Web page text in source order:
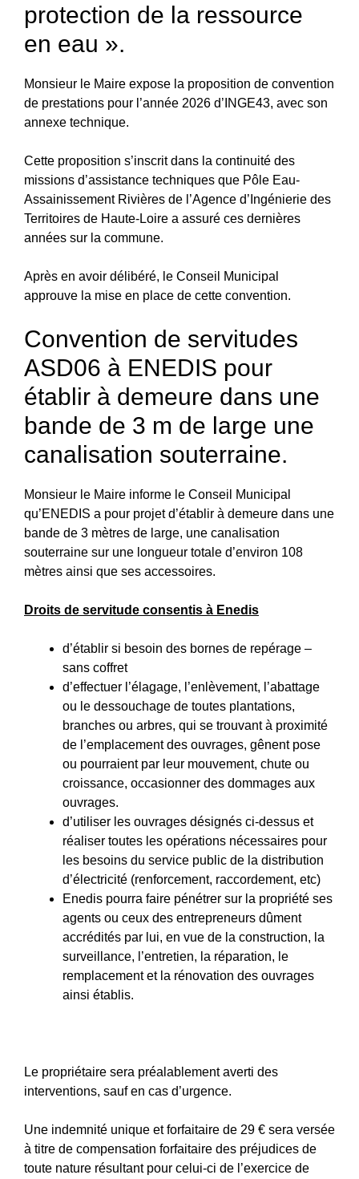
protection de la ressource
en eau ».
Monsieur le Maire expose la proposition de convention
de prestations pour l’année 2026 d’INGE43, avec son
annexe technique.
Cette proposition s’inscrit dans la continuité des
missions d’assistance techniques que Pôle Eau-
Assainissement Rivières de l’Agence d’Ingénierie des
Territoires de Haute-Loire a assuré ces dernières
années sur la commune.
Après en avoir délibéré, le Conseil Municipal
approuve la mise en place de cette convention.
Convention de servitudes
ASD06 à ENEDIS pour
établir à demeure dans une
bande de 3 m de large une
canalisation souterraine.
Monsieur le Maire informe le Conseil Municipal
qu’ENEDIS a pour projet d’établir à demeure dans une
bande de 3 mètres de large, une canalisation
souterraine sur une longueur totale d’environ 108
mètres ainsi que ses accessoires.
Droits de servitude consentis à Enedis
d’établir si besoin des bornes de repérage –
sans coffret
d’effectuer l’élagage, l’enlèvement, l’abattage
ou le dessouchage de toutes plantations,
branches ou arbres, qui se trouvant à proximité
de l’emplacement des ouvrages, gênent pose
ou pourraient par leur mouvement, chute ou
croissance, occasionner des dommages aux
ouvrages.
d’utiliser les ouvrages désignés ci-dessus et
réaliser toutes les opérations nécessaires pour
les besoins du service public de la distribution
d’électricité (renforcement, raccordement, etc)
Enedis pourra faire pénétrer sur la propriété ses
agents ou ceux des entrepreneurs dûment
accrédités par lui, en vue de la construction, la
surveillance, l’entretien, la réparation, le
remplacement et la rénovation des ouvrages
ainsi établis.
Le propriétaire sera préalablement averti des
interventions, sauf en cas d’urgence.
Une indemnité unique et forfaitaire de 29 € sera versée
à titre de compensation forfaitaire des préjudices de
toute nature résultant pour celui-ci de l’exercice de